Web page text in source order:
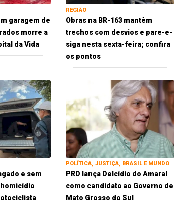
garagem de
morre a
da Vida
REGIÃO
Obras na BR-163 mantêm
trechos com desvios e pare-e-
siga nesta sexta-feira; confira
os pontos
e sem
POLÍTICA, JUSTIÇA, BRASIL E MUNDO
PRD lança Delcídio do Amaral
como candidato ao Governo de
Mato Grosso do Sul